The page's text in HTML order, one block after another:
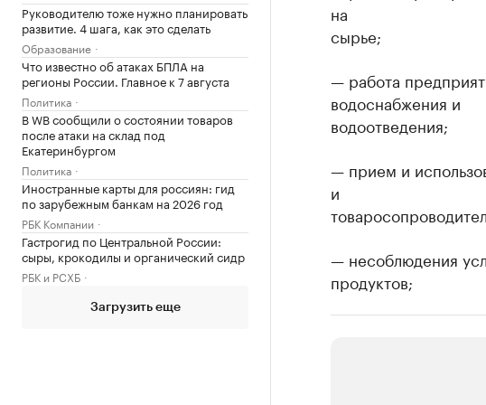
Руководителю тоже нужно планировать
развитие. 4 шага, как это сделать
Образование
Что известно об атаках БПЛА на
регионы России. Главное к 7 августа
Политика
В WB сообщили о состоянии товаров
после атаки на склад под
Екатеринбургом
Политика
Иностранные карты для россиян: гид
по зарубежным банкам на 2026 год
РБК Компании
Гастрогид по Центральной России:
сыры, крокодилы и органический сидр
РБК и РСХБ
Загрузить еще
на
сырье;
— работа
водоснабжения и
водоотведения;
— прием и
и
— несоблюдения
продуктов;